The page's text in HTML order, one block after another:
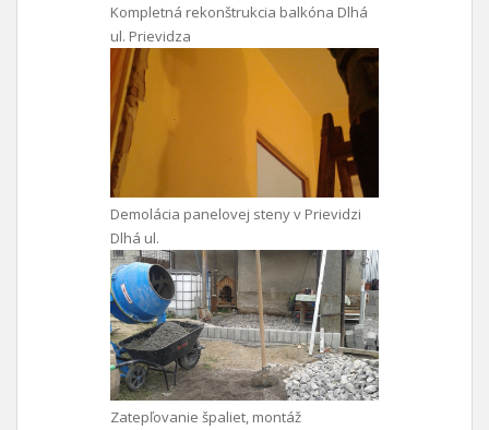
Kompletná rekonštrukcia balkóna Dlhá
ul. Prievidza
Demolácia panelovej steny v Prievidzi
Dlhá ul.
Zatepľovanie špaliet, montáž